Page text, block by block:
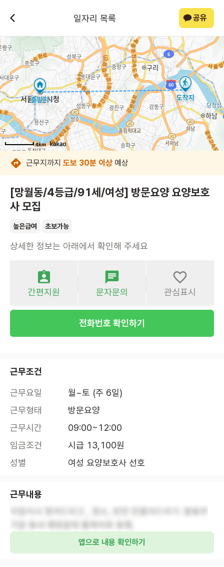
일자리 목록 공유
4km
4km
4km
4km
4km
4km
4km
4km
근무지까지 도보 30분 이상 예상
[망월동/4등급/91세/여성] 방문요양 요양보호
사 모집
높은급여 초보가능
상세한 정보는 아래에서 확인해 주세요
간편지원 문자문의 관심표시
전화번호 확인하기
근무조건
근무요일
월~토 (주 6일)
근무형태
방문요양
근무시간
09:00~12:00
임금조건
시급 13,100원
성별
여성 요양보호사 선호
근무내용
앱으로 내용 확인하기